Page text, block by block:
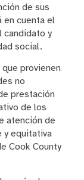
de sus
en cuenta el
candidato y
social.
provienen
no
prestación
de los
atención de
y equitativa
Cook County